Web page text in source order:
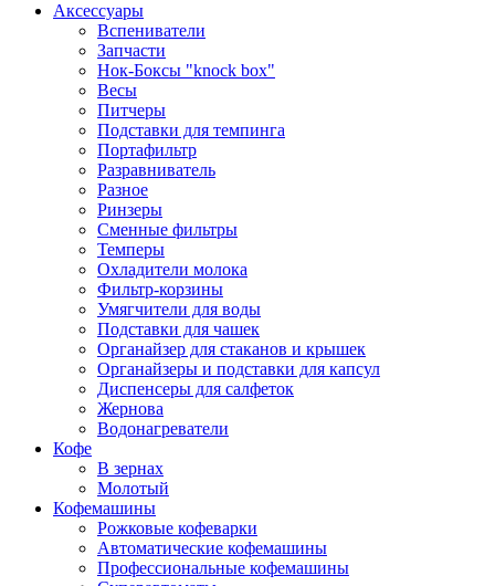
Аксессуары
Вспениватели
Запчасти
Нок-Боксы "knock box"
Весы
Питчеры
Подставки для темпинга
Портафильтр
Разравниватель
Разное
Ринзеры
Сменные фильтры
Темперы
Охладители молока
Фильтр-корзины
Умягчители для воды
Подставки для чашек
Органайзер для стаканов и крышек
Органайзеры и подставки для капсул
Диспенсеры для салфеток
Жернова
Водонагреватели
Кофе
В зернах
Молотый
Кофемашины
Рожковые кофеварки
Автоматические кофемашины
Профессиональные кофемашины